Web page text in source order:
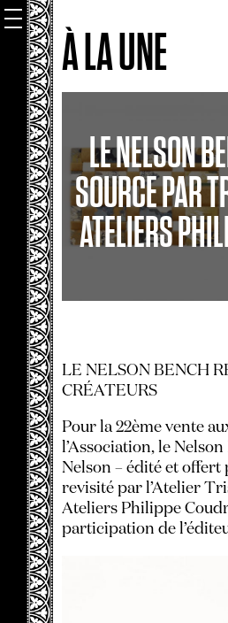
À LA UNE
LE NELSON
SOURCE PAR
ATELIERS
LE NELSON BENCH
CRÉATEURS
Pour la 22ème vente
l’Association, le Nelson
Nelson – édité et offert
revisité par l’Atelier
Ateliers Philippe
participation de